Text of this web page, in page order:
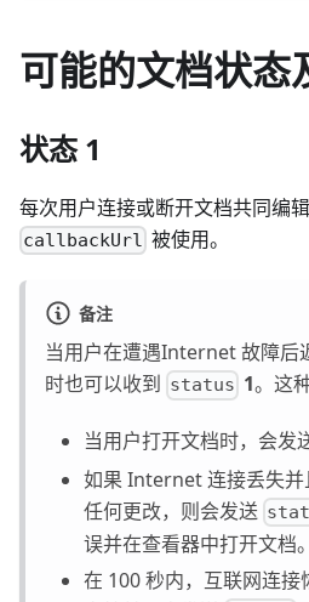
可能的文档状态
状态 1
每次用户连接或断开文档共同编
callbackUrl 被使用。
备注
当用户在遭遇Internet 故障后
时也可以收到 status 1。这
当用户打开文档时，会发
如果 Internet 连接丢失
任何更改，则会发送
误并在查看器中打开文档。
在 100 秒内，互联网连